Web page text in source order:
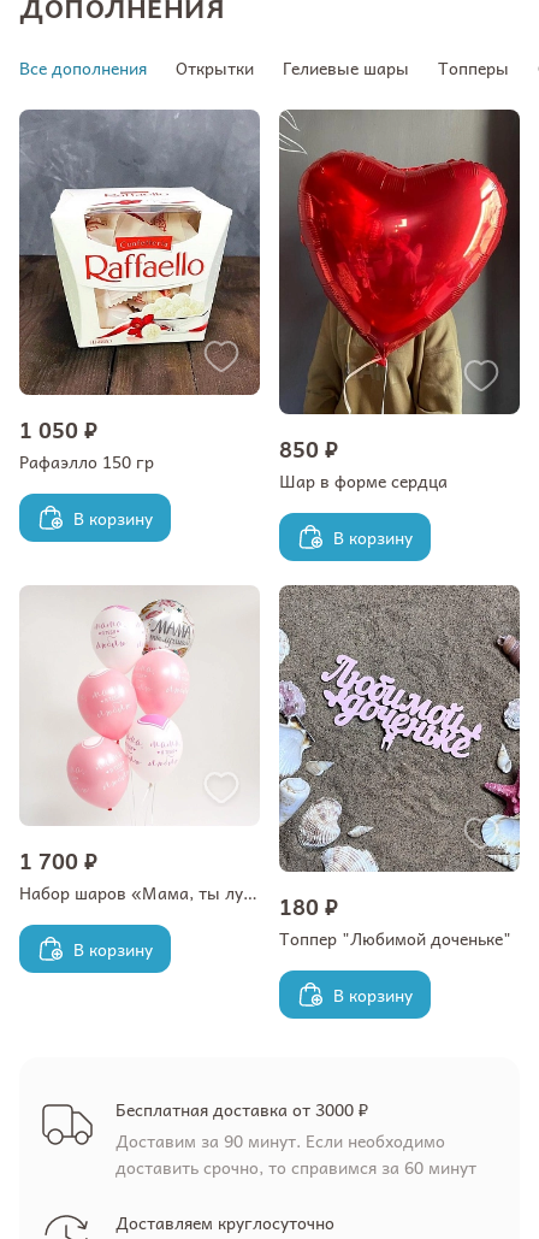
Все дополнения Открытки Гелиевые шары Топперы
1 050 ₽
Рафаэлло 150 гр
В корзину
850 ₽
Шар в форме сердца
В корзину
1 700 ₽
Набор шаров «Мама, ты лучшая»
В корзину
180 ₽
Топпер "Любимой доченьке"
В корзину
Бесплатная доставка от 3000 ₽
Доставим за 90 минут. Если необходимо
доставить срочно, то справимся за 60 минут
Доставляем круглосуточно